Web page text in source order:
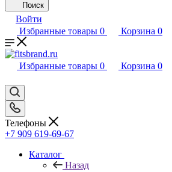
Поиск
Войти
Избранные товары 0 Корзина 0
Избранные товары 0 Корзина 0
Телефоны
+7 909 619-69-67
Каталог
Назад